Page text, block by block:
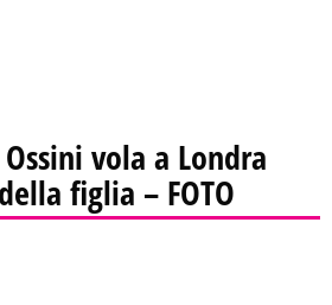
vola a Londra
figlia – FOTO